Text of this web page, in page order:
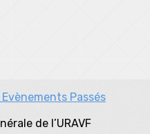
Evènements Passés